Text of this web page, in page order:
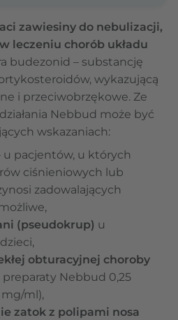
zawiesiny do nebulizacji,
leczeniu chorób układu
budezonid – substancję
wykazującą
i przeciwobrzękowe. Ze
Nebbud może być
wskazaniach:
u pacjentów, u których
ciśnieniowych lub
zadowalających
(pseudokrup) u
obturacyjnej choroby
preparaty Nebbud 0,25
ml),
zatok z polipami nosa